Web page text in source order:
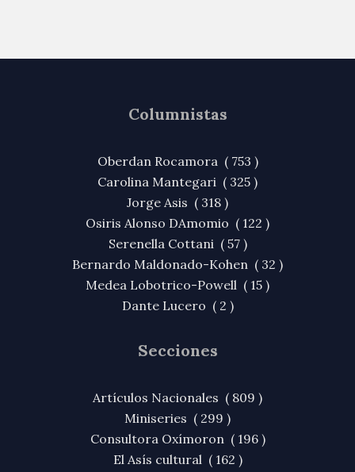
Columnistas
Oberdan Rocamora ( 753 )
Carolina Mantegari ( 325 )
Jorge Asis ( 318 )
Osiris Alonso DAmomio ( 122 )
Serenella Cottani ( 57 )
Bernardo Maldonado-Kohen ( 32 )
Medea Lobotrico-Powell ( 15 )
Dante Lucero ( 2 )
Secciones
Artículos Nacionales ( 809 )
Miniseries ( 299 )
Consultora Oxímoron ( 196 )
El Asís cultural ( 162 )